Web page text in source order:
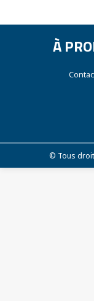
À
© Tous